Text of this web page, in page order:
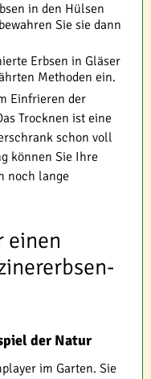
in den Hülsen
Sie sie dann
Erbsen in Gläser
Methoden ein.
Einfrieren der
Trocknen ist eine
schon voll
können Sie Ihre
noch lange
einen
der Natur
im Garten. Sie